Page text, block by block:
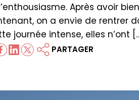
Après avoir
on a envie de rentrer
journée intense, elles n’ont
PARTAGER